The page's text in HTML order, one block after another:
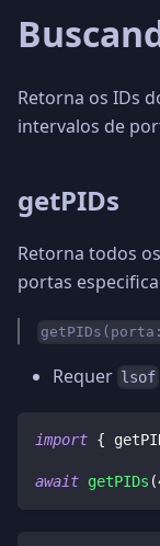
Retorna os IDs
intervalos de
getPIDs
Retorna todos
portas
Requer lsof
import {
await getPIDs (